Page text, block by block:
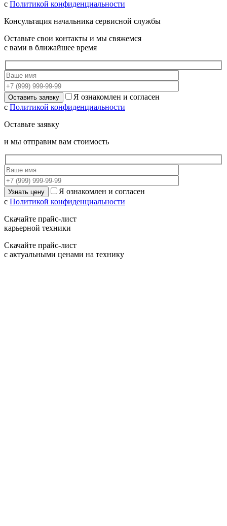
с Политикой конфиденциальности
Консультация начальника сервисной службы
Оставьте свои контакты и мы свяжемся
с вами в ближайшее время
Я ознакомлен и согласен
с Политикой конфиденциальности
Оставьте заявку
и мы отправим вам стоимость
Я ознакомлен и согласен
с Политикой конфиденциальности
Скачайте прайс-лист
карьерной техники
Скачайте прайс-лист
с актуальными ценами на технику